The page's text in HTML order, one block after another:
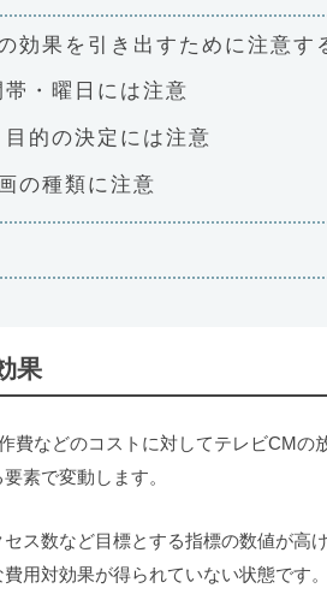
効果を引き出すために注意す
・曜日には注意
的の決定には注意
の種類に注意
果
費などのコストに対してテレビCM
素で変動します。
ス数など目標とする指標の数値が高
用対効果が得られていない状態です。